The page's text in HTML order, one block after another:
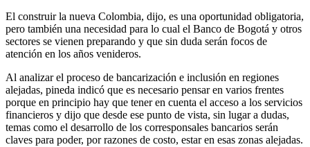
El construir la nueva Colombia, dijo, es una oportunidad obligatoria,
pero también una necesidad para lo cual el Banco de Bogotá y otros
sectores se vienen preparando y que sin duda serán focos de
atención en los años venideros.
Al analizar el proceso de bancarización e inclusión en regiones
alejadas, pineda indicó que es necesario pensar en varios frentes
porque en principio hay que tener en cuenta el acceso a los servicios
financieros y dijo que desde ese punto de vista, sin lugar a dudas,
temas como el desarrollo de los corresponsales bancarios serán
claves para poder, por razones de costo, estar en esas zonas alejadas.